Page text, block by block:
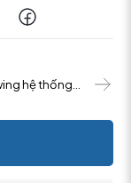
hệ thống